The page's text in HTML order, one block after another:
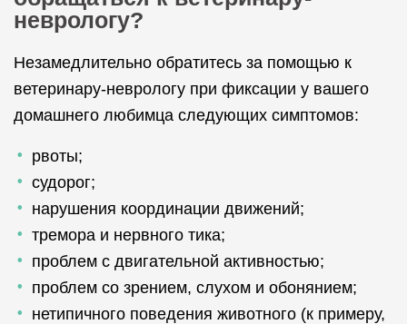
неврологу?
Незамедлительно обратитесь за помощью к
ветеринару-неврологу при фиксации у вашего
домашнего любимца следующих симптомов:
рвоты;
судорог;
нарушения координации движений;
тремора и нервного тика;
проблем с двигательной активностью;
проблем со зрением, слухом и обонянием;
нетипичного поведения животного (к примеру,